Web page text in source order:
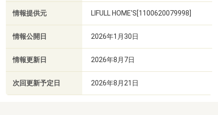
情報提供元 LIFULL HOME'S[1100620079998]
情報公開日 2026年1月30日
情報更新日 2026年8月7日
次回更新予定日 2026年8月21日